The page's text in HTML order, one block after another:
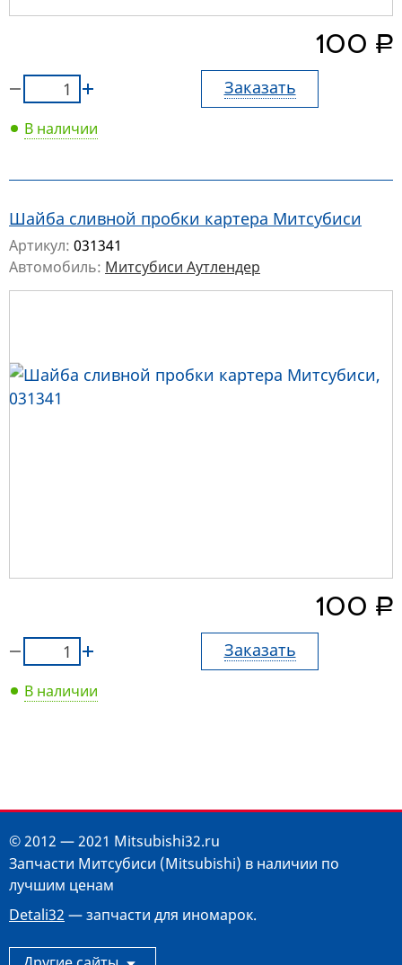
100 руб.
Заказать
В наличии
Шайба сливной пробки картера Митсубиси
Артикул: 031341
Автомобиль: Митсубиси Аутлендер
100 руб.
Заказать
В наличии
© 2012 — 2021 Mitsubishi32.ru
Запчасти Митсубиси (Mitsubishi) в наличии по
лучшим ценам
Detali32 — запчасти для иномарок.